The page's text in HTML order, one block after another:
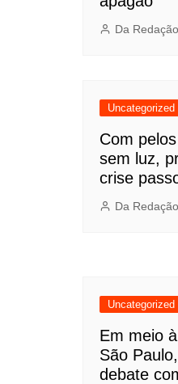
Da Redação
Uncategorized
Com
sem luz,
crise
Da Redação
Uncategorized
Em meio
São
debate